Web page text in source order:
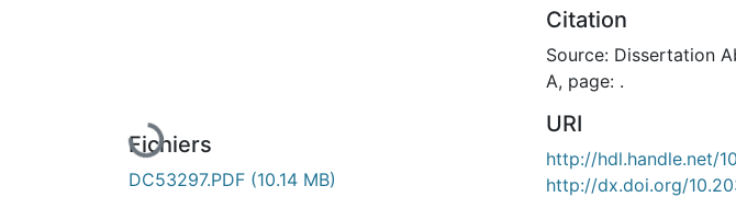
En cours de chargement...
Fichiers
DC53297.PDF (10.14 MB)
Citation
Source: Dissertation
A, page: .
URI
http://hdl.handle.net/
http://dx.doi.org/